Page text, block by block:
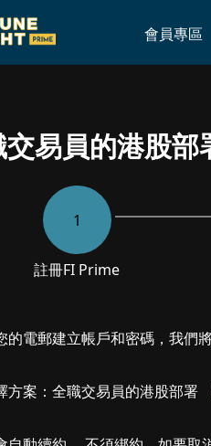
會員專區
部署
易員的港股部
1
註冊FI Prime
的電郵建立帳戶和密碼，我們
方案：全職交易員的港股部署